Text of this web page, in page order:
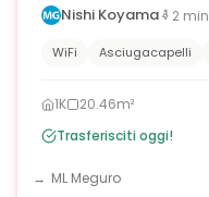
Nishi Koyama
2 min
WiFi Asciugacapelli
1K
20.46m²
Trasferisciti oggi!
ML Meguro